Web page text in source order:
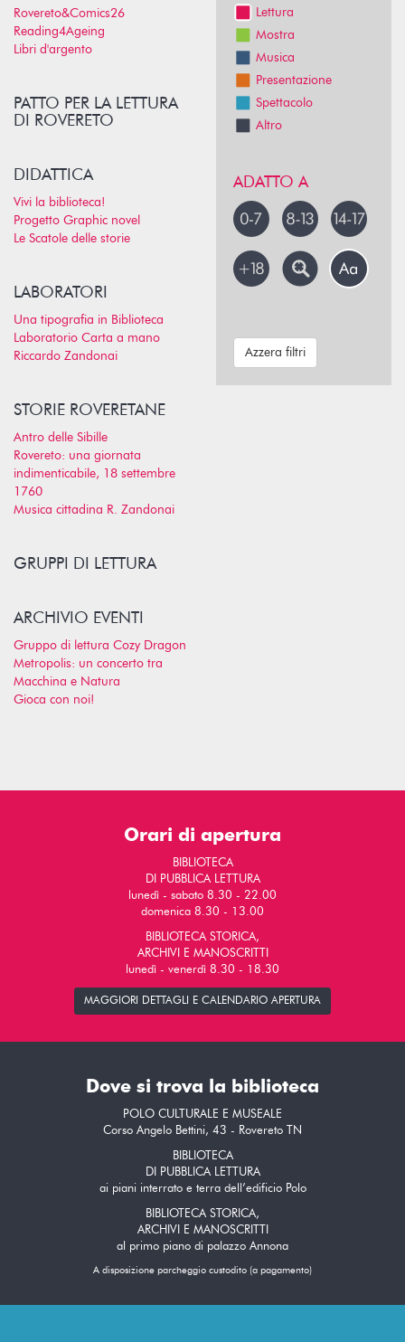
Rovereto&Comics26
Reading4Ageing
Libri d'argento
PATTO PER LA LETTURA
DI ROVERETO
DIDATTICA
Vivi la biblioteca!
Progetto Graphic novel
Le Scatole delle storie
LABORATORI
Una tipografia in Biblioteca
Laboratorio Carta a mano
Riccardo Zandonai
STORIE ROVERETANE
Antro delle Sibille
Rovereto: una giornata
indimenticabile, 18 settembre
1760
Musica cittadina R. Zandonai
GRUPPI DI LETTURA
ARCHIVIO EVENTI
Gruppo di lettura Cozy Dragon
Metropolis: un concerto tra
Macchina e Natura
Gioca con noi!
Lettura
Mostra
Musica
Presentazione
Spettacolo
Altro
ADATTO A
Azzera filtri
Orari di apertura
BIBLIOTECA
DI PUBBLICA LETTURA
lunedì - sabato 8.30 - 22.00
domenica 8.30 - 13.00
BIBLIOTECA STORICA,
ARCHIVI E MANOSCRITTI
lunedì - venerdì 8.30 - 18.30
MAGGIORI DETTAGLI E CALENDARIO APERTURA
Dove si trova la biblioteca
POLO CULTURALE E MUSEALE
Corso Angelo Bettini, 43 - Rovereto TN
BIBLIOTECA
DI PUBBLICA LETTURA
ai piani interrato e terra dell’edificio Polo
BIBLIOTECA STORICA,
ARCHIVI E MANOSCRITTI
al primo piano di palazzo Annona
A disposizione parcheggio custodito (a pagamento)